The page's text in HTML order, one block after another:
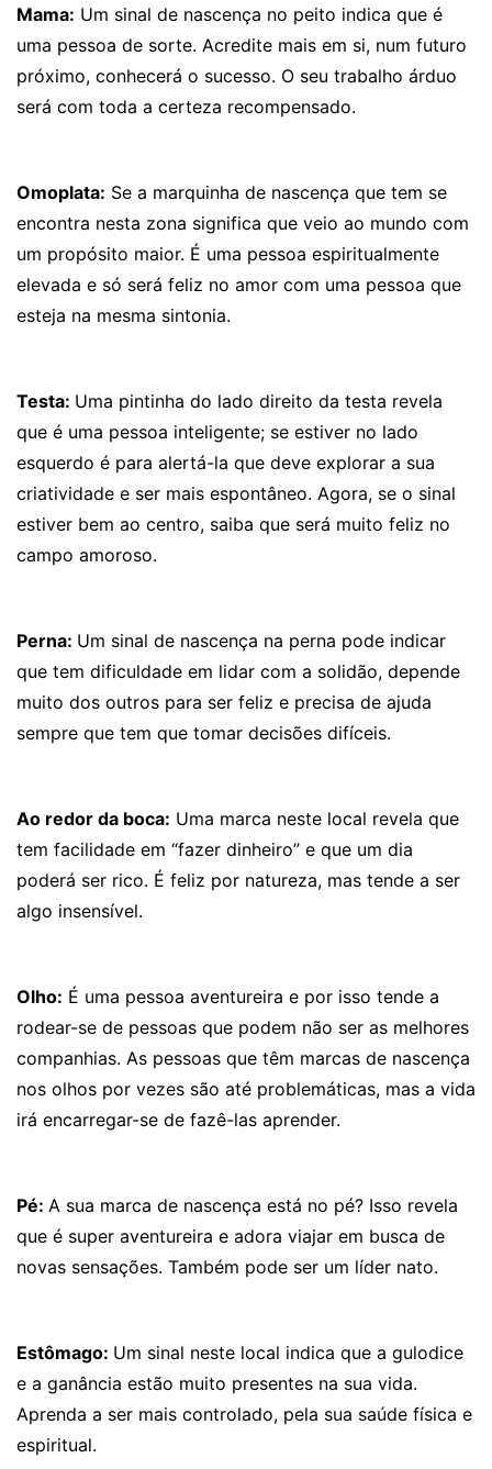
Mama: Um sinal de nascença no peito indica que é
uma pessoa de sorte. Acredite mais em si, num futuro
próximo, conhecerá o sucesso. O seu trabalho árduo
será com toda a certeza recompensado.
Omoplata: Se a marquinha de nascença que tem se
encontra nesta zona significa que veio ao mundo com
um propósito maior. É uma pessoa espiritualmente
elevada e só será feliz no amor com uma pessoa que
esteja na mesma sintonia.
Testa: Uma pintinha do lado direito da testa revela
que é uma pessoa inteligente; se estiver no lado
esquerdo é para alertá-la que deve explorar a sua
criatividade e ser mais espontâneo. Agora, se o sinal
estiver bem ao centro, saiba que será muito feliz no
campo amoroso.
Perna: Um sinal de nascença na perna pode indicar
que tem dificuldade em lidar com a solidão, depende
muito dos outros para ser feliz e precisa de ajuda
sempre que tem que tomar decisões difíceis.
Ao redor da boca: Uma marca neste local revela que
tem facilidade em “fazer dinheiro” e que um dia
poderá ser rico. É feliz por natureza, mas tende a ser
algo insensível.
Olho: É uma pessoa aventureira e por isso tende a
rodear-se de pessoas que podem não ser as melhores
companhias. As pessoas que têm marcas de nascença
nos olhos por vezes são até problemáticas, mas a vida
irá encarregar-se de fazê-las aprender.
Pé: A sua marca de nascença está no pé? Isso revela
que é super aventureira e adora viajar em busca de
novas sensações. Também pode ser um líder nato.
Estômago: Um sinal neste local indica que a gulodice
e a ganância estão muito presentes na sua vida.
Aprenda a ser mais controlado, pela sua saúde física e
espiritual.